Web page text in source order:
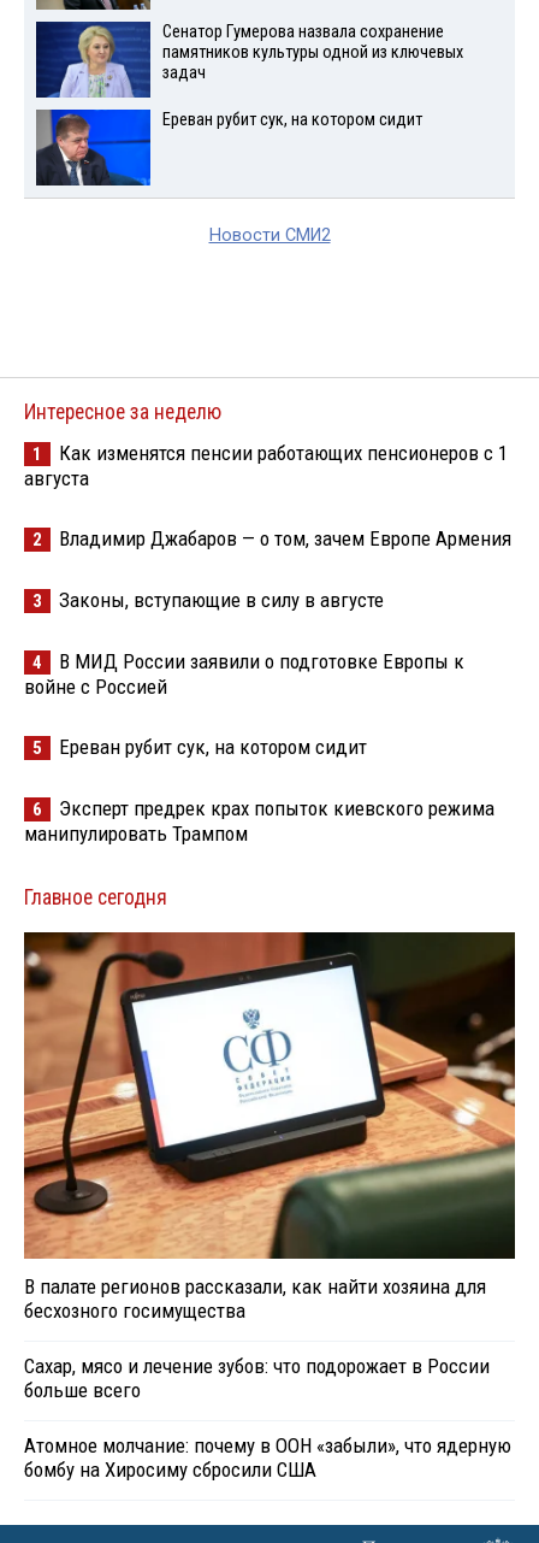
Сенатор Гумерова назвала сохранение
памятников культуры одной из ключевых
задач
Ереван рубит сук, на котором сидит
Новости СМИ2
Интересное за неделю
1
Как изменятся пенсии работающих пенсионеров с 1
августа
2 Владимир Джабаров — о том, зачем Европе Армения
3 Законы, вступающие в силу в августе
4
В МИД России заявили о подготовке Европы к
войне с Россией
5 Ереван рубит сук, на котором сидит
6
Эксперт предрек крах попыток киевского режима
манипулировать Трампом
Главное сегодня
В палате регионов рассказали, как найти хозяина для
бесхозного госимущества
Сахар, мясо и лечение зубов: что подорожает в России
больше всего
Атомное молчание: почему в ООН «забыли», что ядерную
бомбу на Хиросиму сбросили США